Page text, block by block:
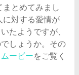
まとめてみまし
に対する愛情が
たようですが、
しょうか。その
ービーをご覧く